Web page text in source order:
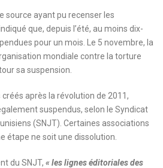
source ayant pu recenser les
que, depuis l’été, au moins dix-
pour un mois. Le 5 novembre, la
mondiale contre la torture
sa suspension.
créés après la révolution de 2011,
suspendus, selon le Syndicat
(SNJT). Certaines associations
étape ne soit une dissolution.
du SNJT, « les lignes éditoriales des